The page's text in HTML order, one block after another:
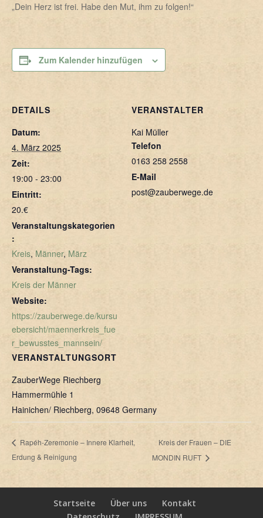
„Dein Herz ist frei. Habe den Mut, ihm zu folgen!“
Zum Kalender hinzufügen
DETAILS
Datum:
4. März 2025
Zeit:
19:00 - 23:00
Eintritt:
20.€
Veranstaltungskategorien
:
Kreis, Männer, März
Veranstaltung-Tags:
Kreis der Männer
Website:
https://zauberwege.de/kursu
ebersicht/maennerkreis_fue
r_bewusstes_mannsein/
VERANSTALTUNGSORT
ZauberWege Riechberg
Hammermühle 1
Hainichen/ Riechberg, 09648 Germany
VERANSTALTER
Kai Müller
Telefon
0163 258 2558
E-Mail
post@zauberwege.de
Rapéh-Zeremonie – Innere Klarheit,
Erdung & Reinigung
Kreis der Frauen – DIE
MONDIN RUFT
Startseite Über uns
Kontakt